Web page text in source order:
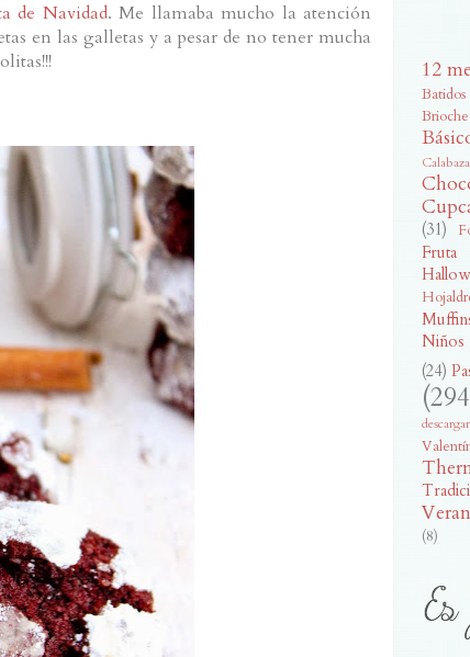
de Navidad. Me llamaba mucho la atención
en las galletas y a pesar de no tener mucha
12
Batidos
Brioche
Calabaza
(31)
Fruta
Niños
(24)
descargar
(8)